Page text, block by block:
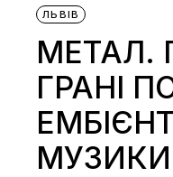
ЛЬВІВ
МЕТАЛ.
ГРАНІ
МУЗИКИ